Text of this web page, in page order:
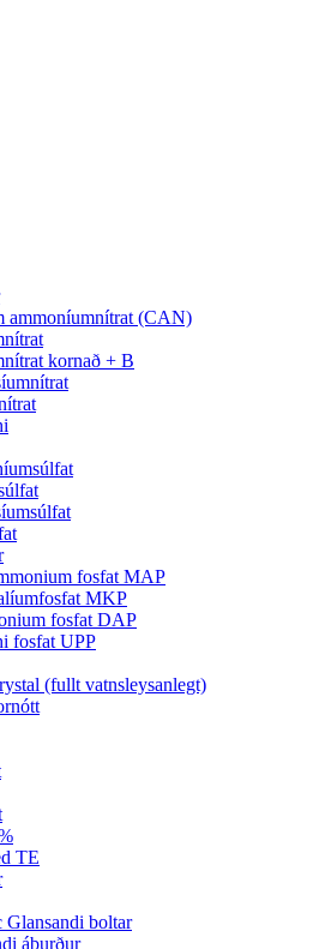
ammoníumnítrat (CAN)
kornað + B
fosfat MAP
MKP
fosfat DAP
fosfat UPP
(fullt vatnsleysanlegt)
TE
boltar
áburður